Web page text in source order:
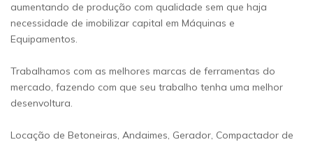
aumentando de produção com qualidade sem que haja
necessidade de imobilizar capital em Máquinas e
Equipamentos.
Trabalhamos com as melhores marcas de ferramentas do
mercado, fazendo com que seu trabalho tenha uma melhor
desenvoltura.
Locação de Betoneiras, Andaimes, Gerador, Compactador de